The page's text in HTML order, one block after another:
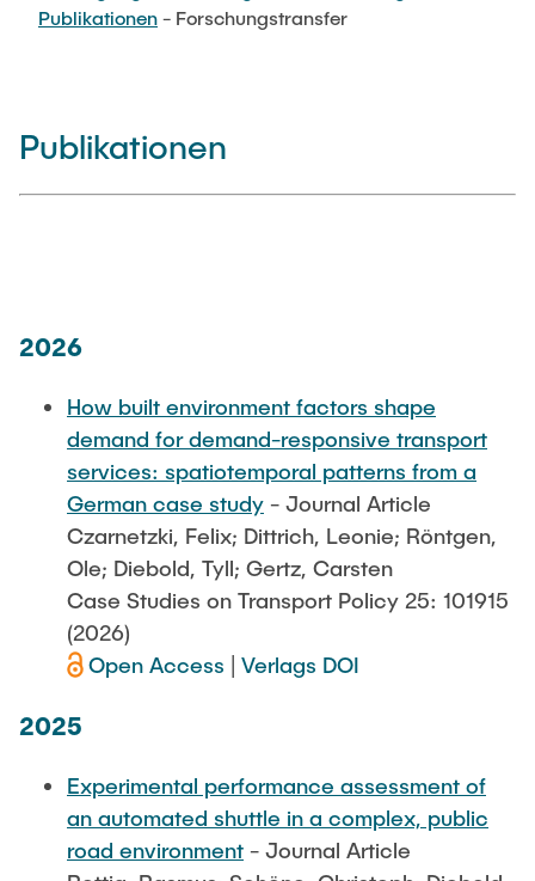
Abgeschlossene studentische Arbeiten
Verkehrs- und Logistikknoten
Buchtipps
Publikationen - Forschungstransfer
Publikationen
2026
How built environment factors shape
demand for demand-responsive transport
services: spatiotemporal patterns from a
German case study - Journal Article
Czarnetzki, Felix; Dittrich, Leonie; Röntgen,
Ole; Diebold, Tyll; Gertz, Carsten
Case Studies on Transport Policy 25: 101915
(2026)
Open Access
Verlags DOI
2025
Experimental performance assessment of
an automated shuttle in a complex, public
road environment - Journal Article